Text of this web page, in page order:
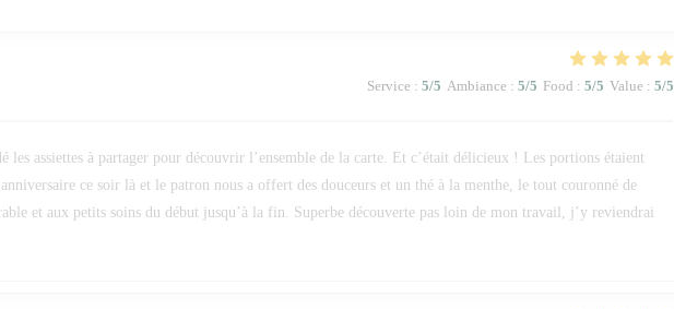
Service : 5/5 Ambiance : 5/5 Food : 5/5 Value : 5/5
les assiettes à partager pour découvrir l’ensemble de la carte. Et c’était délicieux ! Les portions étaient
ce soir là et le patron nous a offert des douceurs et un thé à la menthe, le tout couronné de
et aux petits soins du début jusqu’à la fin. Superbe découverte pas loin de mon travail, j’y reviendrai